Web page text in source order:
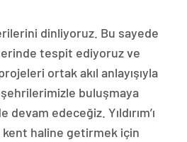
dinliyoruz. Bu sayede
tespit ediyoruz ve
ortak akıl anlayışıyla
buluşmaya
edeceğiz. Yıldırım’ı
kent haline getirmek için